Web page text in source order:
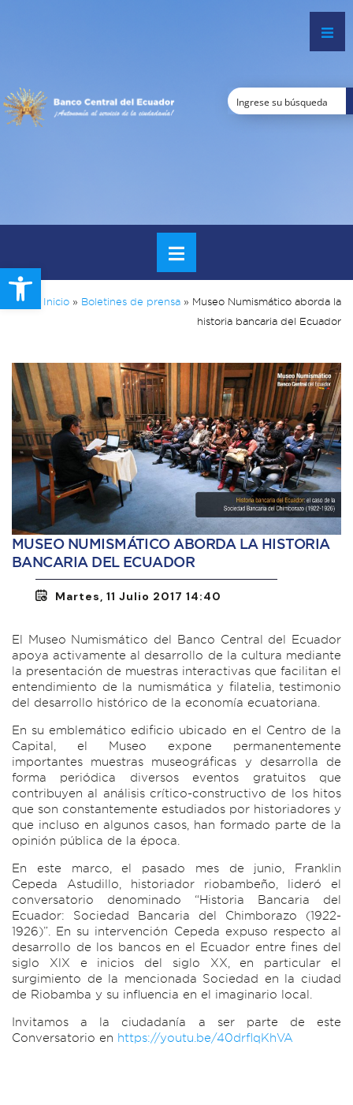
Open toolbar
Inicio » Boletines de prensa » Museo Numismático aborda la
historia bancaria del Ecuador
MUSEO NUMISMÁTICO ABORDA LA HISTORIA
BANCARIA DEL ECUADOR
Martes, 11 Julio 2017 14:40
El Museo Numismático del Banco Central del Ecuador
apoya activamente al desarrollo de la cultura mediante
la presentación de muestras interactivas que facilitan el
entendimiento de la numismática y filatelia, testimonio
del desarrollo histórico de la economía ecuatoriana.
En su emblemático edificio ubicado en el Centro de la
Capital, el Museo expone permanentemente
importantes muestras museográficas y desarrolla de
forma periódica diversos eventos gratuitos que
contribuyen al análisis crítico-constructivo de los hitos
que son constantemente estudiados por historiadores y
que incluso en algunos casos, han formado parte de la
opinión pública de la época.
En este marco, el pasado mes de junio, Franklin
Cepeda Astudillo, historiador riobambeño, lideró el
conversatorio denominado “Historia Bancaria del
Ecuador: Sociedad Bancaria del Chimborazo (1922-
1926)”. En su intervención Cepeda expuso respecto al
desarrollo de los bancos en el Ecuador entre fines del
siglo XlX e inicios del siglo XX, en particular el
surgimiento de la mencionada Sociedad en la ciudad
de Riobamba y su influencia en el imaginario local.
Invitamos a la ciudadanía a ser parte de este
Conversatorio en https://youtu.be/40drflqKhVA